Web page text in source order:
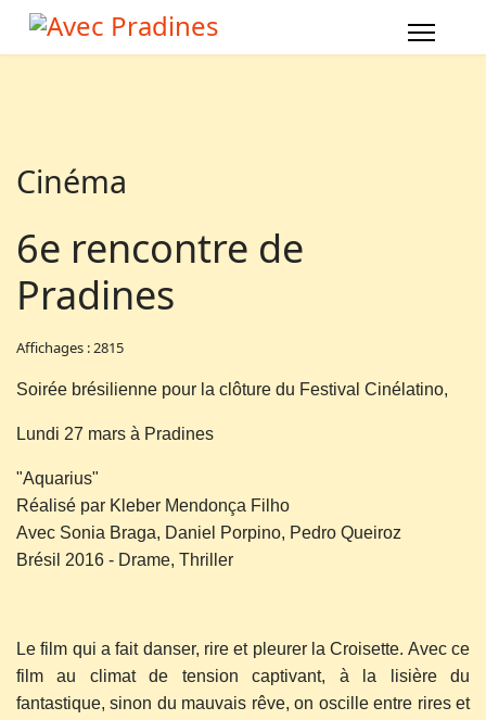
Cinéma
6e rencontre de
Pradines
Affichages : 2815
Soirée brésilienne pour la clôture du Festival Cinélatino,
Lundi 27 mars à Pradines
"Aquarius"
Réalisé par Kleber Mendonça Filho
Avec Sonia Braga, Daniel Porpino, Pedro Queiroz
Brésil 2016 - Drame, Thriller
Le film qui a fait danser, rire et pleurer la Croisette. Avec ce
film au climat de tension captivant, à la lisière du
fantastique, sinon du mauvais rêve, on oscille entre rires et